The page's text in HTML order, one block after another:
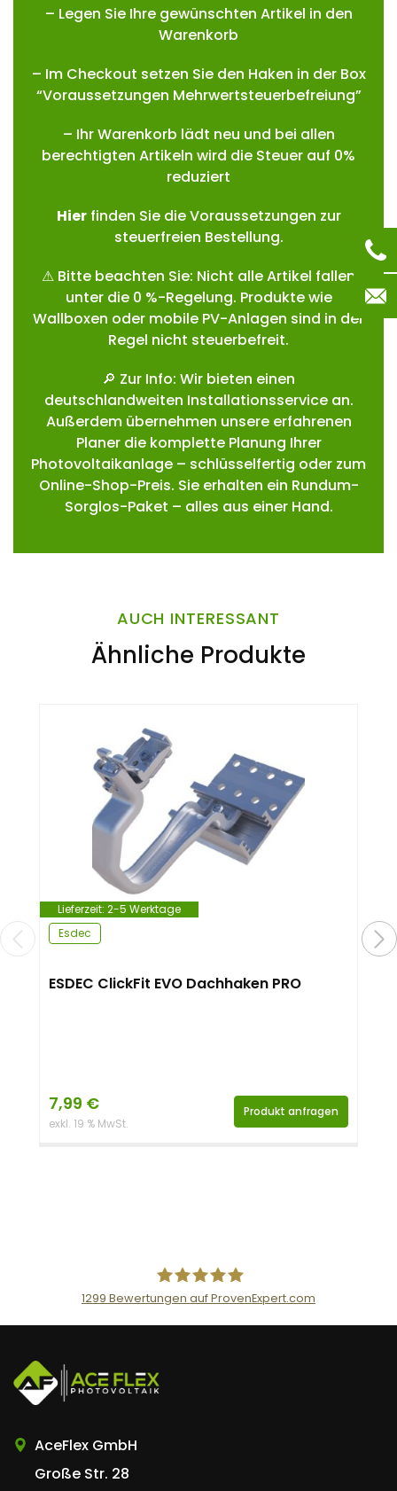
– Legen Sie Ihre gewünschten Artikel in den
Warenkorb
– Im Checkout setzen Sie den Haken in der Box
“Voraussetzungen Mehrwertsteuerbefreiung”
– Ihr Warenkorb lädt neu und bei allen
berechtigten Artikeln wird die Steuer auf 0%
reduziert
Hierfinden Sie die Voraussetzungen zur
steuerfreien Bestellung.
⚠ Bitte beachten Sie: Nicht alle Artikel fallen
unter die 0 %-Regelung. Produkte wie
Wallboxen oder mobile PV-Anlagen sind in der
Regel nicht steuerbefreit.
🔎 Zur Info: Wir bieten einen
deutschlandweiten Installationsservice an.
Außerdem übernehmen unsere erfahrenen
Planer die komplette Planung Ihrer
Photovoltaikanlage – schlüsselfertig oder zum
Online-Shop-Preis. Sie erhalten ein Rundum-
Sorglos-Paket – alles aus einer Hand.
AUCH INTERESSANT
Ähnliche Produkte
Lieferzeit: 2-5 Werktage
Esdec
ESDEC ClickFit EVO Dachhaken PRO
7,99 €
exkl. 19 % MwSt.
Produkt anfragen
AceFlex GmbH
1299 Bewertungen auf ProvenExpert.com
AceFlex GmbH
Große Str. 28